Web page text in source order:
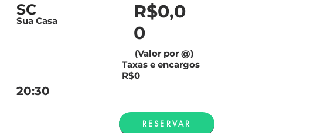
Sua Casa
SC
R$0,0
0
20:30
(Valor por @)
Taxas e encargos
R$0
RESERVAR